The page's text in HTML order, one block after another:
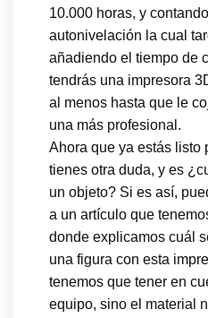
10.000 horas, y
autonivelación la cual
añadiendo el tiempo de
tendrás una impresora
al menos hasta que le
una más profesional.
Ahora que ya estás listo
tienes otra duda, y es
un objeto? Si es así,
a un artículo que
donde explicamos cuál
una figura con esta
tenemos que tener en
equipo, sino el material